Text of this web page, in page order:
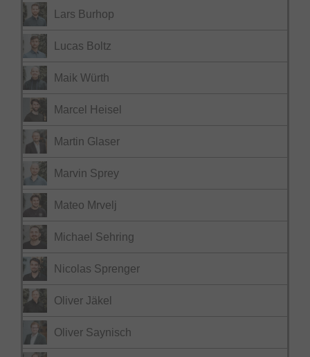
Lars Burhop
Lucas Boltz
Maik Würth
Marcel Heisel
Martin Glaser
Marvin Sprey
Mateo Mrvelj
Michael Sehring
Nicolas Sprenger
Oliver Jäkel
Oliver Saynisch